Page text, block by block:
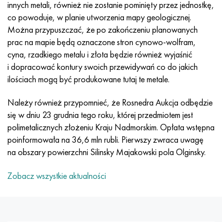
innych metali, również nie zostanie pominięty przez jednostkę,
co powoduje, w planie utworzenia mapy geologicznej.
Można przypuszczać, że po zakończeniu planowanych
prac na mapie będą oznaczone stron cynowo-wolfram,
cyna, rzadkiego metalu i złota będzie również wyjaśnić
i dopracować kontury swoich przewidywań co do jakich
ilościach mogą być produkowane tutaj te metale.
Należy również przypomnieć, że Rosnedra Aukcja odbędzie
się w dniu 23 grudnia tego roku, której przedmiotem jest
polimetalicznych złożeniu Kraju Nadmorskim. Opłata wstępna
poinformowała na 36,6 mln rubli. Pierwszy zwraca uwagę
na obszary powierzchni Silinsky Majakowski pola Olginsky.
Zobacz wszystkie aktualności
Incotherm
Incotest
Jette M152
Kobalt 6B
marowanie 250
Rene 41
Marażowanie 300
Marażowanie 350
47nd
47НХР
49KF
49K2F, 49K2FA-VI
Stop 50N
Stop 50NP
50NHS
Stop 52N
HN62VMYUT
HN62MVKYU
HN63MB
XN65VM
HN65VMTYU
KhN67MVTYu
KhN68VKTYU
KhN68VMTYUK-vd
WT-35
PT-1M
PT-3V
PT-7M
2B
SPT-2 sv
AT3
3M
1.4466 - AISI 310MoLn
Stop Al6xn
15-7Ph® - 1.4532
PH 13-8 Mo - 1,4534
1.4542 - 17-4Ph®
Custom 455® - 1.4543 - uns 45500
1.4545 - 15-5Ph®
1.4548 - 17-4Ph®
10X17H13M3T
10X18N18Yu4D
11X11N2V2MF
12X18H9T
13H11N2V2MF
15x11mf
15х12vnmf
15Х12Н2MVFAB
2,0872, CuNi10Fe1Mn, Cw352h
Silikonowy brąz aluminiowy
CW301G, C64200
brąz krzemowy
C65500, CuAl11Fe3
C65620, CuSi3Fe2Zn3
C65100, CuSi1,5
Brąz cynowo-ołowiowy
Czerwony mosiądz
C84400, CuSn2ZnPb
C83600, CuSn5ZnPb
45G2, 45g2, AISI 1144
Stal konstrukcyjna stopowa
10g2, 10g2, AISI 1513
12X2H4A, 15NiCr13, 1.5752
AC14, 11SMnPb30
20G, 20min5
20XH3A, AISI 4320, 20hn3a
20HM, 24CrMo5, 20hm
Р6М5, 1.3343, hs6-5-2, sw7m
Р6М5К5, 1.3243, hs6-5-2-5
R6M5F3, 1.3344, hs6-5-3
Р9М4К8,1.3207
R12F3, 1.3318, sw12
P18, 1.3355, hs18-0-1, sw18
Stal węglowa
У10,1.1645, C105W1